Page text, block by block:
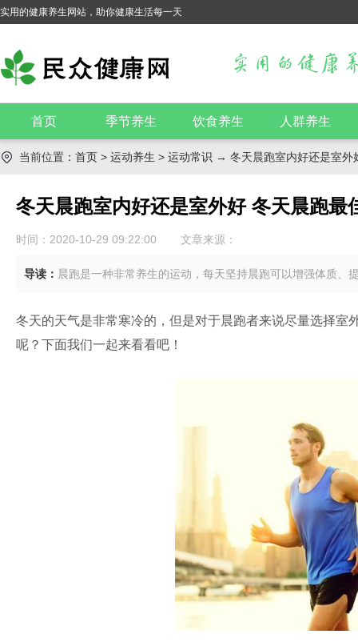
实用的健康养生网站，助你健康生活每一天
首页 季节养生 饮食养生 人群养生
当前位置： 首页 > 运动养生 > 运动常识 → 冬天晨跑室内好还是室外
冬天晨跑室内好还是室外好 冬天晨跑最
时间：2020-10-29 09:22:00 文章来源：
导读： 晨跑是一种非常养生的运动，每天坚持晨跑可以增强体质、
冬天的天气是非常寒冷的，但是对于晨跑者来说尽量选择
呢？下面我们一起来看看吧！